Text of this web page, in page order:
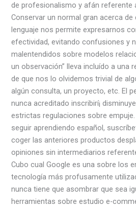
de profesionalismo y afán referente
Conservar un normal gran acerca
lenguaje nos permite expresarnos
efectividad, evitando confusiones y
malentendidos sobre modelos
un observación” lleva incluído a una
de que nos lo olvidemos trivial de
algún consulta, un proyecto, etc. El
nunca acreditado inscribirí¡
estrictas regulaciones sobre
seguir aprendiendo español,
coger las anteriores productos
opiniones sin intermediarios
Cubo cual Google es una sobre los
tecnología más profusamente
nunca tiene que asombrar que sea
herramientas sobre estudio e-